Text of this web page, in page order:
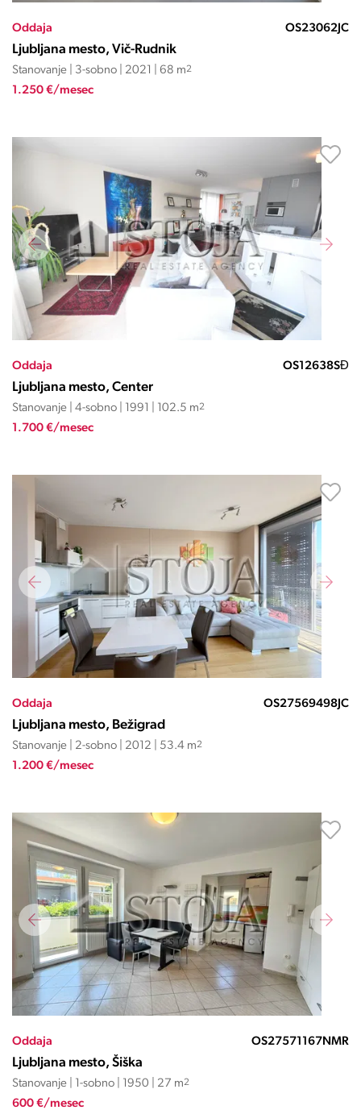
Oddaja OS23062JC
Ljubljana mesto, Vič-Rudnik
Stanovanje | 3-sobno | 2021 | 68 m2
1.250 €/mesec
Oddaja OS12638SĐ
Ljubljana mesto, Center
Stanovanje | 4-sobno | 1991 | 102.5 m2
1.700 €/mesec
Oddaja OS27569498JC
Ljubljana mesto, Bežigrad
Stanovanje | 2-sobno | 2012 | 53.4 m2
1.200 €/mesec
Oddaja OS27571167NMR
Ljubljana mesto, Šiška
Stanovanje | 1-sobno | 1950 | 27 m2
600 €/mesec